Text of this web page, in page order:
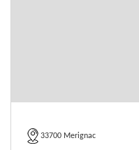
33700 Merignac